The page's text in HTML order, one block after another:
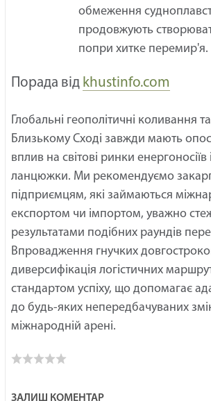
обмеження
продовжують
попри хитке перемир'я.
Порада від khustinfo.com
Глобальні геополітичні коливання
Близькому Сході завжди мають
вплив на світові ринки енергоносіїв
ланцюжки. Ми рекомендуємо
підприємцям, які займаються
експортом чи імпортом, уважно
результатами подібних раундів
Впровадження гнучких
диверсифікація логістичних
стандартом успіху, що допомагає
до будь-яких непередбачуваних
міжнародній арені.
ЗАЛИШ КОМЕНТАР